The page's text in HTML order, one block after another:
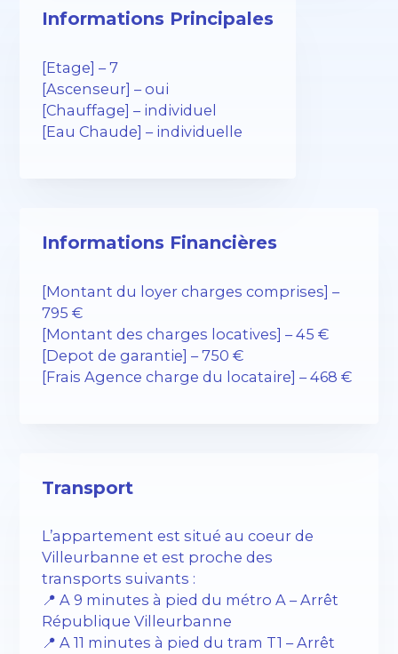
Informations Principales
[Etage] – 7
[Ascenseur] – oui
[Chauffage] – individuel
[Eau Chaude] – individuelle
Informations Financières
[Montant du loyer charges comprises] –
795 €
[Montant des charges locatives] – 45 €
[Depot de garantie] – 750 €
[Frais Agence charge du locataire] – 468 €
Transport
L’appartement est situé au coeur de
Villeurbanne et est proche des
transports suivants :
📍 A 9 minutes à pied du métro A – Arrêt
République Villeurbanne
📍 A 11 minutes à pied du tram T1 – Arrêt